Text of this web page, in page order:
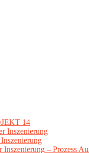
14
Inszenierung
– Prozess